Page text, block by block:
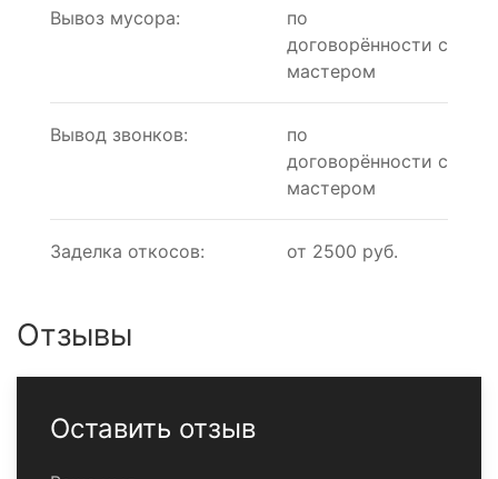
Вывоз мусора:
по
договорённости с
мастером
Вывод звонков:
по
договорённости с
мастером
Заделка откосов: от 2500 руб.
Отзывы
Оставить отзыв